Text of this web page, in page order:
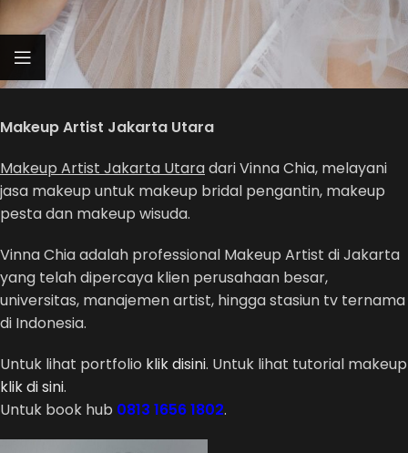
Makeup Artist Jakarta Utara
Makeup Artist Jakarta Utaradari Vinna Chia, melayani
jasa makeup untuk makeup bridal pengantin, makeup
pesta dan makeup wisuda.
Vinna Chia adalah professional Makeup Artist di Jakarta
yang telah dipercaya klien perusahaan besar,
universitas, manajemen artist, hingga stasiun tv ternama
di Indonesia.
Untuk lihat portfolio klik disini. Untuk lihat tutorial makeup
klik di sini.
Untuk book hub 0813 1656 1802.